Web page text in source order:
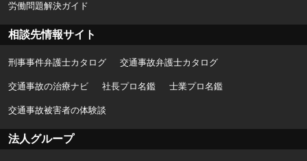
労働問題解決ガイド
相談先情報サイト
刑事事件弁護士カタログ 交通事故弁護士カタログ
交通事故の治療ナビ 社長プロ名鑑 士業プロ名鑑
交通事故被害者の体験談
法人グループ